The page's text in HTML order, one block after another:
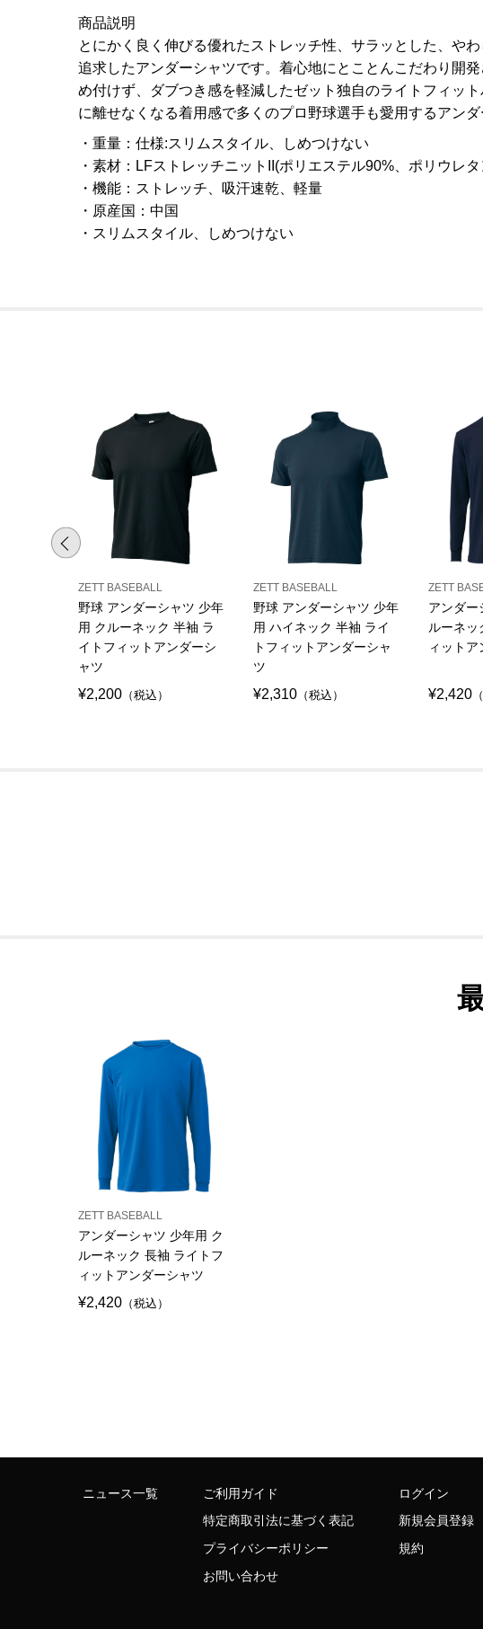
商品説明
とにかく良く伸びる優れたストレッチ性、サラッとした、や
追求したアンダーシャツです。着心地にとことんこだわり開
め付けず、ダブつき感を軽減したゼット独自のライトフィッ
に離せなくなる着用感で多くのプロ野球選手も愛用するアン
重量 ： 仕様:スリムスタイル、しめつけない
素材 ： LFストレッチニットII(ポリエステル90%、ポリウレ
機能 ： ストレッチ、吸汗速乾、軽量
原産国 ： 中国
スリムスタイル、しめつけない
ZETT BASEBALL
野球 アンダーシャツ 少年
用 クルーネック 半袖 ラ
イトフィットアンダーシ
ャツ
¥2,200 （税込）
ZETT BASEBALL
野球 アンダーシャツ 少年
用 ハイネック 半袖 ライ
トフィットアンダーシャ
ツ
¥2,310 （税込）
ZETT
アンダー
ルーネッ
ィットア
¥2,420
ZETT BASEBALL
アンダーシャツ 少年用 ク
ルーネック 長袖 ライトフ
ィットアンダーシャツ
¥2,420 （税込）
ニュース一覧
ご利用ガイド
特定商取引法に基づく表記
プライバシーポリシー
お問い合わせ
ログイン
新規会員登録
規約